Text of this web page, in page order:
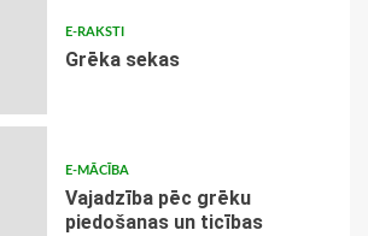
E-RAKSTI
Grēka sekas
E-MĀCĪBA
Vajadzība pēc grēku
piedošanas un ticības